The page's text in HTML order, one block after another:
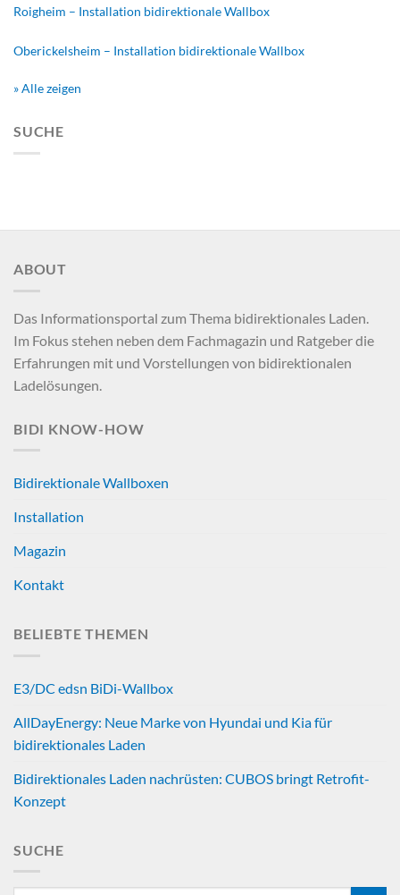
Roigheim – Installation bidirektionale Wallbox
Oberickelsheim – Installation bidirektionale Wallbox
» Alle zeigen
SUCHE
ABOUT
Das Informationsportal zum Thema bidirektionales Laden.
Im Fokus stehen neben dem Fachmagazin und Ratgeber die
Erfahrungen mit und Vorstellungen von bidirektionalen
Ladelösungen.
BIDI KNOW-HOW
Bidirektionale Wallboxen
Installation
Magazin
Kontakt
BELIEBTE THEMEN
E3/DC edsn BiDi-Wallbox
AllDayEnergy: Neue Marke von Hyundai und Kia für
bidirektionales Laden
Bidirektionales Laden nachrüsten: CUBOS bringt Retrofit-
Konzept
SUCHE